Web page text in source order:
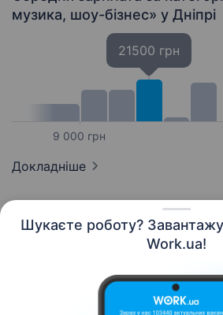
Шукаєте роботу?
Work.ua!
музика, шоу-бізнес» у Дніпрі
9 000 грн
21500 грн
Докладніше